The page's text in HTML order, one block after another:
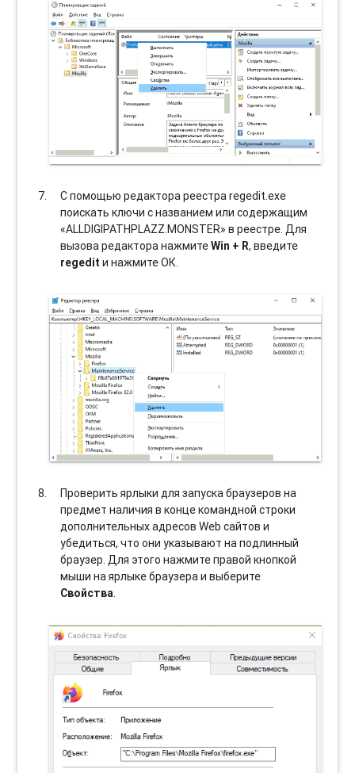
С помощью редактора реестра regedit.exe
поискать ключи с названием или содержащим
«ALLDIGIPATHPLAZZ.MONSTER» в реестре. Для
вызова редактора нажмитеWin + R, введите
regedit и нажмите ОК.
Проверить ярлыки для запуска браузеров на
предмет наличия в конце командной строки
дополнительных адресов Web сайтов и
убедиться, что они указывают на подлинный
браузер. Для этого нажмите правой кнопкой
мыши на ярлыке браузера и выберите
Свойства.